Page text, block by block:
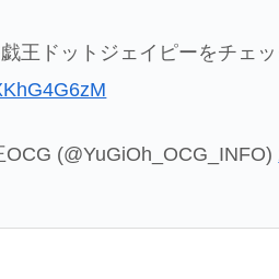
王ドットジェイピーをチェッ
(@YuGiOh_OCG_INFO)